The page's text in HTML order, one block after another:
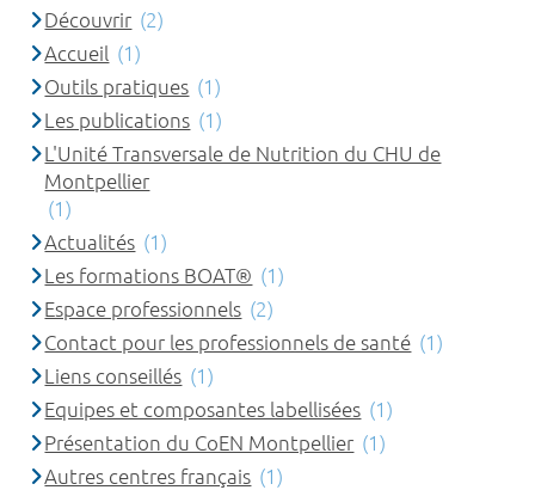
Découvrir (2)
Accueil (1)
Outils pratiques (1)
Les publications (1)
L'Unité Transversale de Nutrition du CHU de
Montpellier
(1)
Actualités (1)
Les formations BOAT® (1)
Espace professionnels (2)
Contact pour les professionnels de santé (1)
Liens conseillés (1)
Equipes et composantes labellisées (1)
Présentation du CoEN Montpellier (1)
Autres centres français (1)